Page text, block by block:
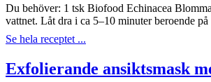
Du behöver: 1 tsk Biofood Echinacea
vattnet. Låt dra i ca 5–10 minuter beroende
Se hela receptet ...
Exfolierande ansiktsmask